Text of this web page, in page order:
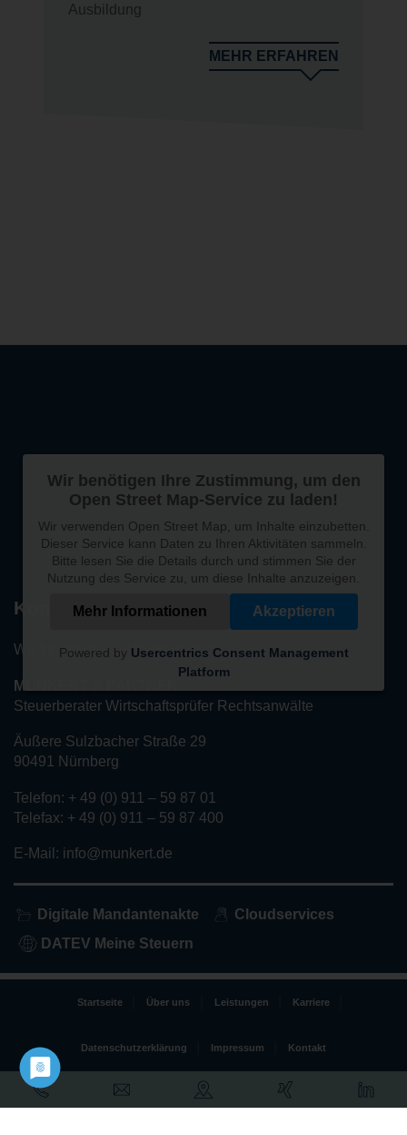
Ausbildung
MEHR ERFAHREN
Wir benötigen Ihre Zustimmung, um den
Open Street Map-Service zu laden!
Wir verwenden Open Street Map, um Inhalte einzubetten.
Dieser Service kann Daten zu Ihren Aktivitäten sammeln.
Bitte lesen Sie die Details durch und stimmen Sie der
Nutzung des Service zu, um diese Inhalte anzuzeigen.
Mehr Informationen Akzeptieren
Powered by Usercentrics Consent Management
Platform
Kontakt
Wir freuen uns auf Ihren Besuch!
MUNKERT & PARTNER
Steuerberater Wirtschaftsprüfer Rechtsanwälte
Äußere Sulzbacher Straße 29
90491 Nürnberg
Telefon: + 49 (0) 911 – 59 87 01
Telefax: + 49 (0) 911 – 59 87 400
E-Mail: info@munkert.de
Digitale Mandantenakte
Cloudservices
DATEV Meine Steuern
Startseite Über uns Leistungen Karriere
Datenschutzerklärung Impressum Kontakt